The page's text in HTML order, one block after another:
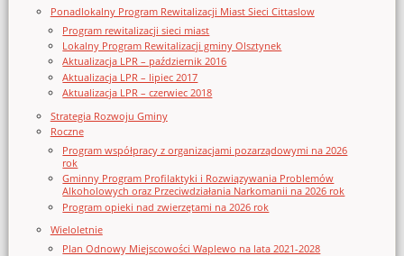
Ponadlokalny Program Rewitalizacji Miast Sieci Cittaslow
Program rewitalizacji sieci miast
Lokalny Program Rewitalizacji gminy Olsztynek
Aktualizacja LPR – październik 2016
Aktualizacja LPR – lipiec 2017
Aktualizacja LPR – czerwiec 2018
Strategia Rozwoju Gminy
Roczne
Program współpracy z organizacjami pozarządowymi na 2026
rok
Gminny Program Profilaktyki i Rozwiązywania Problemów
Alkoholowych oraz Przeciwdziałania Narkomanii na 2026 rok
Program opieki nad zwierzętami na 2026 rok
Wieloletnie
Plan Odnowy Miejscowości Waplewo na lata 2021-2028